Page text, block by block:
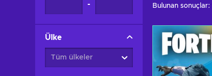
-
Ülke
Tüm ülkeler
Bulunan sonuçlar: